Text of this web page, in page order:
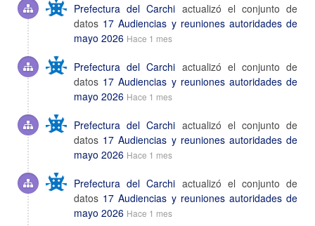
Prefectura del Carchi actualizó el conjunto de
datos 17 Audiencias y reuniones autoridades de
mayo 2026 Hace 1 mes
Prefectura del Carchi actualizó el conjunto de
datos 17 Audiencias y reuniones autoridades de
mayo 2026 Hace 1 mes
Prefectura del Carchi actualizó el conjunto de
datos 17 Audiencias y reuniones autoridades de
mayo 2026 Hace 1 mes
Prefectura del Carchi actualizó el conjunto de
datos 17 Audiencias y reuniones autoridades de
mayo 2026 Hace 1 mes